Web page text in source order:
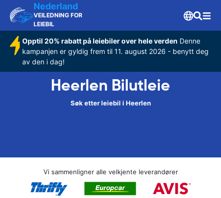
Nederland
VEILEDNING FOR
LEIEBIL
Opptil 20% rabatt på leiebiler over hele verden Denne
kampanjen er gyldig frem til 11. august 2026 - benytt deg
av den i dag!
Heerlen Bilutleie
Søk etter leiebil i Heerlen
Vi sammenligner alle velkjente leverandører